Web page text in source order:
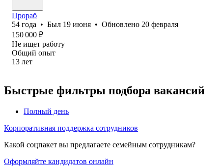
Прораб
54 года • Был 19 июня • Обновлено 20 февраля
150 000 ₽
Не ищет работу
Общий опыт
13 лет
Быстрые фильтры подбора вакансий
Полный день
Корпоративная поддержка сотрудников
Какой соцпакет вы предлагаете семейным сотрудникам?
Оформляйте кандидатов онлайн